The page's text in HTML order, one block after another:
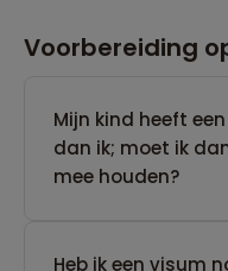
Voorbereiding
Mijn kind heeft
dan ik; moet ik
mee houden?
Heb ik een visum